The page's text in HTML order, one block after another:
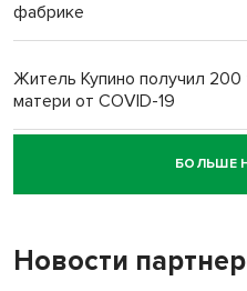
фабрике
Житель Купино получил 200
матери от COVID-19
Новосибирский суд наказал
пенсионерки на вокзале
«Мы живём на пастбище!»: в
терроризируют жителей
БОЛЬШЕ
Новости